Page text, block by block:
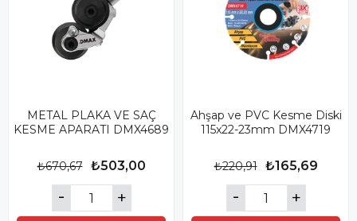
METAL PLAKA VE SAÇ
KESME APARATI DMX4689
₺503,00
₺670,67
Ahşap ve PVC Kesme Diski
115x22-23mm DMX4719
₺165,69
₺220,91